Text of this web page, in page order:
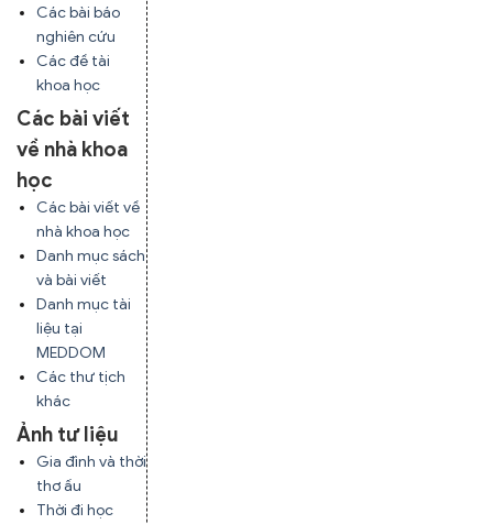
Các bài báo
nghiên cứu
Các đề tài
khoa học
Các bài viết
về nhà khoa
học
Các bài viết về
nhà khoa học
Danh mục sách
và bài viết
Danh mục tài
liệu tại
MEDDOM
Các thư tịch
khác
Ảnh tư liệu
Gia đình và thời
thơ ấu
Thời đi học